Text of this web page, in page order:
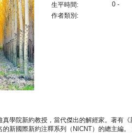
生平時間:
0 -
作者類別:
真學院新約教授，當代傑出的解經家。著有
的新國際新約注釋系列（NICNT）的總主編